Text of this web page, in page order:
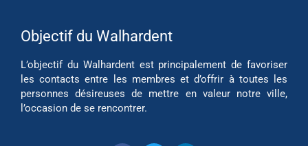
Objectif du Walhardent
L’objectif du Walhardent est principalement de favoriser
les contacts entre les membres et d’offrir à toutes les
personnes désireuses de mettre en valeur notre ville,
l’occasion de se rencontrer.